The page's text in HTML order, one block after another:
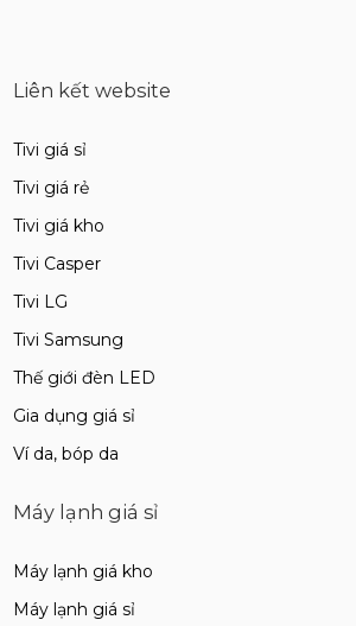
Liên kết website
Tivi giá sỉ
Tivi giá rẻ
Tivi giá kho
Tivi Casper
Tivi LG
Tivi Samsung
Thế giới đèn LED
Gia dụng giá sỉ
Ví da, bóp da
Máy lạnh giá sỉ
Máy lạnh giá kho
Máy lạnh giá sỉ